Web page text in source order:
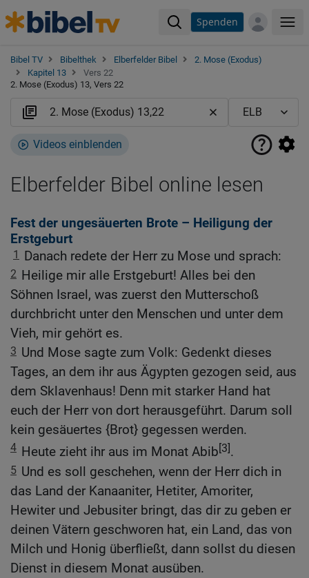
Spenden
Bibel TV Bibelthek Elberfelder Bibel
2. Mose (Exodus)
Kapitel 13
Vers 22
2. Mose (Exodus) 13, Vers 22
Videos einblenden
Elberfelder Bibel online lesen
Fest der ungesäuerten Brote – Heiligung der
Erstgeburt
1 Danach redete der Herr zu Mose und sprach:
2 Heilige mir alle Erstgeburt! Alles bei den
Söhnen Israel, was zuerst den Mutterschoß
durchbricht unter den Menschen und unter dem
Vieh, mir gehört es.
3 Und Mose sagte zum Volk: Gedenkt dieses
Tages, an dem ihr aus Ägypten gezogen seid, aus
dem Sklavenhaus! Denn mit starker Hand hat
euch der Herr von dort herausgeführt. Darum soll
kein gesäuertes {Brot} gegessen werden.
4 Heute zieht ihr aus im Monat Abib[3].
5 Und es soll geschehen, wenn der Herr dich in
das Land der Kanaaniter, Hetiter, Amoriter,
Hewiter und Jebusiter bringt, das dir zu geben er
deinen Vätern geschworen hat, ein Land, das von
Milch und Honig überfließt, dann sollst du diesen
Dienst in diesem Monat ausüben.